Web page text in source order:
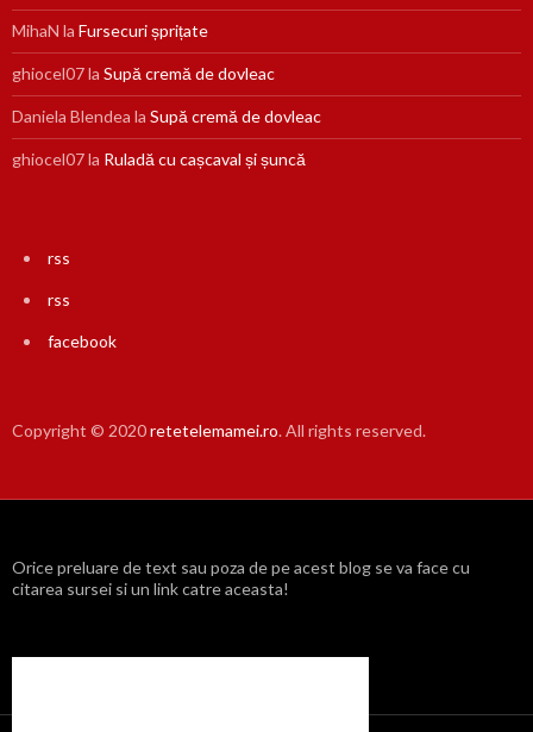
MihaN la Fursecuri șprițate
ghiocel07la Supă cremă de dovleac
Daniela Blendea la Supă cremă de dovleac
ghiocel07la Ruladă cu cașcaval și șuncă
rss
rss
facebook
Copyright © 2020retetelemamei.ro. All rights reserved.
Orice preluare de text sau poza de pe acest blog se va face cu
citarea sursei si un link catre aceasta!